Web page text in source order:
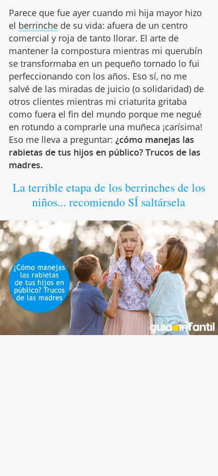
Parece que fue ayer cuando mi hija mayor hizo
el berrinchede su vida: afuera de un centro
comercial y roja de tanto llorar. El arte de
mantener la compostura mientras mi querubín
se transformaba en un pequeño tornado lo fui
perfeccionando con los años. Eso sí, no me
salvé de las miradas de juicio (o solidaridad) de
otros clientes mientras mi criaturita gritaba
como fuera el fin del mundo porque me negué
en rotundo a comprarle una muñeca ¡carísima!
Eso me lleva a preguntar: ¿cómo manejas las
rabietas de tus hijos en público? Trucos de las
madres.
La terrible etapa de los berrinches de los
niños... recomiendo SÍ saltársela